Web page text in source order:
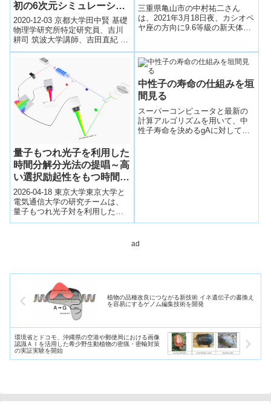
初の6次元シミュレーショ
ンに成功～
2020-12-03 京都大学田中賢 基礎
物理学研究所特定研究員、吉川
耕司 筑波大学講師、吉田直紀 東
京大学主任研究者・教授、斎藤
俊 ミズーリ州立ミズーリ工科...
三重県亀山市の中村祐二さん
は、2021年3月18日夜、カシオペ
ヤ座の方向に9.6等級の新天体を
岡山県に設置する「せいめい望
遠鏡」による分光観測が19日未
明に行われ、この天体が白色矮
星の表面で核爆発を起こした
「古典新星」という種類のもの
であることが判明した。
量子もつれ光子を利用した
時間分解分光法の提唱～高
い選択励起性をもつ時間分
解分光計測実現への重要な
一歩～
2026-04-18 東京大学東京大学と
電気通信大学の研究チームは、
量子もつれ光子対を利用した新
しい時間分解分光法を提唱し、
中性子の寿命の仕組みを垣
間見る
スーパーコンピュータと最新の
計算アルゴリズムを用いて、中
性子寿命を決めるgAに対して、
ad
植物の品種改良につながる新技術 イネ遺伝子の書換え
を容易にするゲノム編集技術を開発
環境省とドコモ、沖縄県の空港や郵便局における画像
認識ＡＩを活用した希少野生動植物の密猟・密輸対策
の実証実験を開始